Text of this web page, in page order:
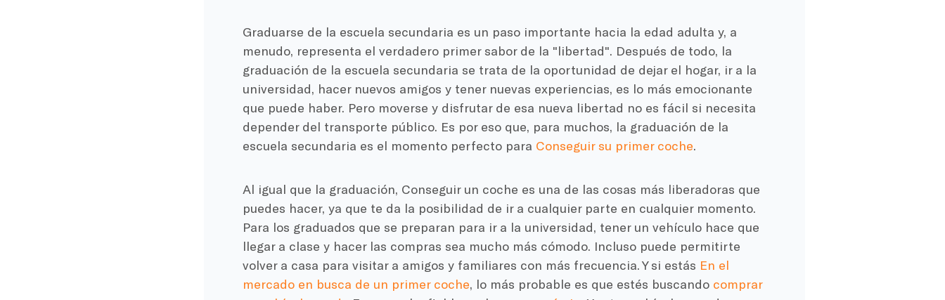
Graduarse de la escuela secundaria es un paso importante hacia la edad adulta y, a
menudo, representa el verdadero primer sabor de la "libertad". Después de todo, la
graduación de la escuela secundaria se trata de la oportunidad de dejar el hogar, ir a la
universidad, hacer nuevos amigos y tener nuevas experiencias, es lo más emocionante
que puede haber. Pero moverse y disfrutar de esa nueva libertad no es fácil si necesita
depender del transporte público. Es por eso que, para muchos, la graduación de la
escuela secundaria es el momento perfecto para Conseguir su primer coche.
Al igual que la graduación, Conseguir un coche es una de las cosas más liberadoras que
puedes hacer, ya que te da la posibilidad de ir a cualquier parte en cualquier momento.
Para los graduados que se preparan para ir a la universidad, tener un vehículo hace que
llegar a clase y hacer las compras sea mucho más cómodo. Incluso puede permitirte
volver a casa para visitar a amigos y familiares con más frecuencia. Y si estás En el
mercado en busca de un primer coche, lo más probable es que estés buscando comprar